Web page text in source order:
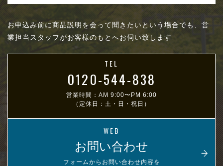
お申込み前に商品説明を会って聞きたいという場合でも、営
業担当スタッフがお客様のもとへお伺い致します
TEL
0120-544-838
営業時間：AM 9:00〜PM 6:00
（定休日：土・日・祝日）
WEB
お問い合わせ
フォームからお問い合わせ内容を